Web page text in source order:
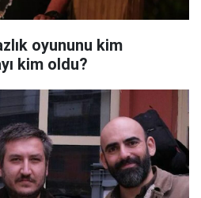
oyununu kim
kim oldu?